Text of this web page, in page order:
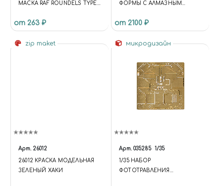
МАСКА RAF ROUNDELS TYPE
от 263 ₽
ФОРМЫ С АЛМАЗНЫМ
от 2100 ₽
zip maket
Арт. 26012
26012 КРАСКА МОДЕЛЬНАЯ
ЗЕЛЕНЫЙ ХАКИ
микродизайн
Арт. 035285 1/35
1/35 НАБОР
ФОТОТРАВЛЕНИЯ